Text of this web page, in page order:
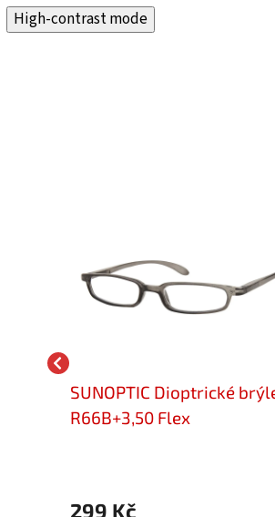
High-contrast mode
SUNOPTIC Dioptrické
R66B+3,50 Flex
299 Kč